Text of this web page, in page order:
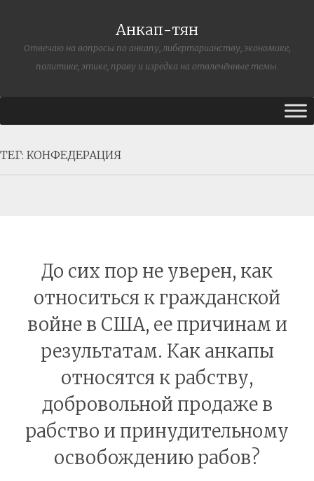
Анкап-тян
Отвечаю на вопросы по анкапу, либертарианству, экономике,
политике, этике, праву и изредка на отвлечённые темы.
ТЕГ: КОНФЕДЕРАЦИЯ
До сих пор не уверен, как
относиться к гражданской
войне в США, ее причинам и
результатам. Как анкапы
относятся к рабству,
добровольной продаже в
рабство и принудительному
освобождению рабов?